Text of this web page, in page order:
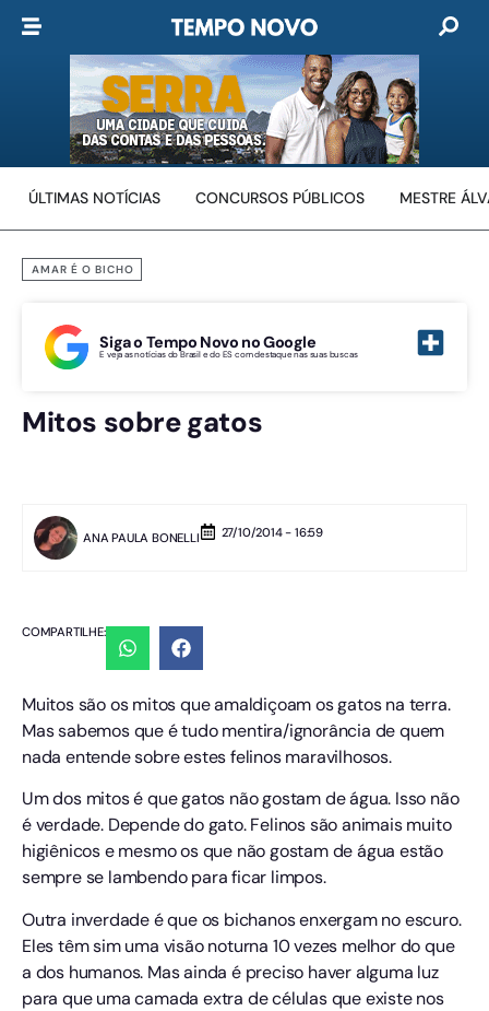
ÚLTIMAS NOTÍCIAS CONCURSOS PÚBLICOS MESTRE
AMAR É O BICHO
Siga o Tempo Novo no Google
E veja as notícias do Brasil e do ES com destaque nas suas buscas
Mitos sobre gatos
ANA PAULA BONELLI 27/10/2014 - 16:59
COMPARTILHE:
Muitos são os mitos que amaldiçoam os gatos na terra.
Mas sabemos que é tudo mentira/ignorância de quem
nada entende sobre estes felinos maravilhosos.
Um dos mitos é que gatos não gostam de água. Isso não
é verdade. Depende do gato. Felinos são animais muito
higiênicos e mesmo os que não gostam de água estão
sempre se lambendo para ficar limpos.
Outra inverdade é que os bichanos enxergam no escuro.
Eles têm sim uma visão noturna 10 vezes melhor do que
a dos humanos. Mas ainda é preciso haver alguma luz
para que uma camada extra de células que existe nos